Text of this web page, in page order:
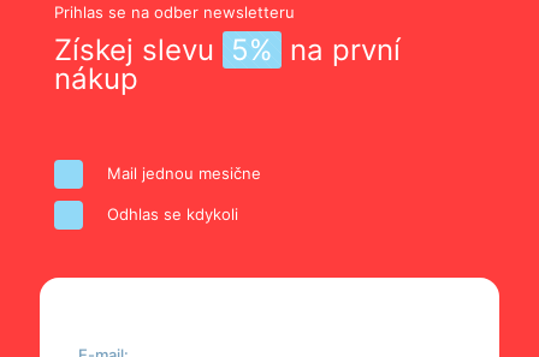
Prihlas se na odber newsletteru
Získej slevu 5% na první
nákup
Mail jednou mesične
Odhlas se kdykoli